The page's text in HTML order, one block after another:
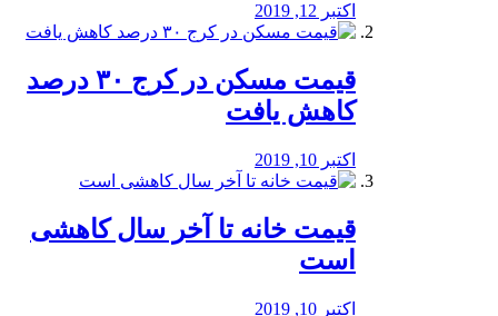
اکتبر 12, 2019
️قیمت مسکن در کرج ۳۰ درصد
کاهش یافت
اکتبر 10, 2019
قیمت خانه تا آخر سال کاهشی
است
اکتبر 10, 2019